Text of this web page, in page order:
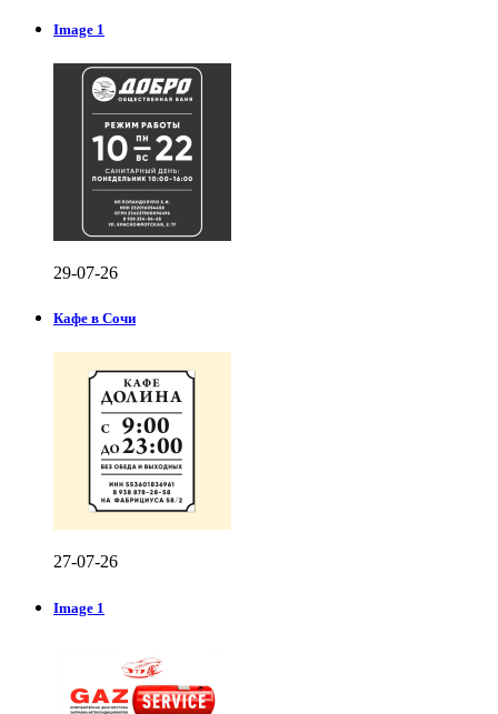
Image 1
29-07-26
Кафе в Сочи
27-07-26
Image 1